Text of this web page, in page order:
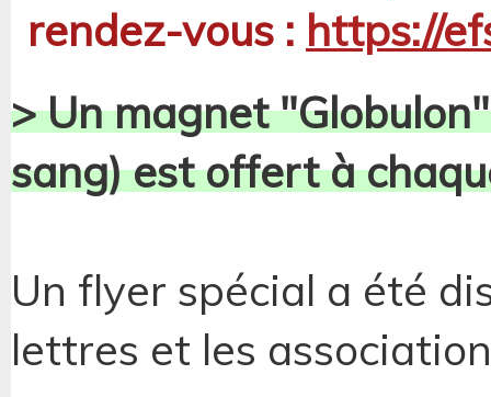
rendez-vous : https://
> Un magnet
sang) est offert à
Un flyer spécial a été
lettres et les